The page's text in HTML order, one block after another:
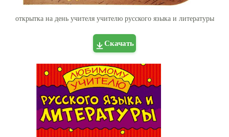
открытка на день учителя учителю русского языка и литературы
Скачать